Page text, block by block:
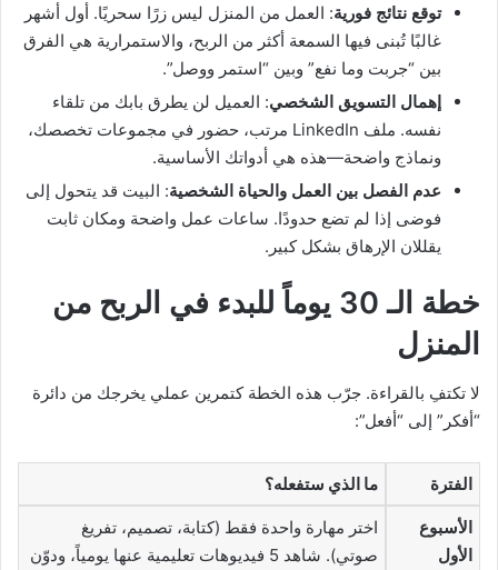
توقع نتائج فورية: العمل من المنزل ليس زرًا سحريًا. أول أشهر
غالبًا تُبنى فيها السمعة أكثر من الربح، والاستمرارية هي الفرق
بين “جربت وما نفع” وبين “استمر ووصل”.
إهمال التسويق الشخصي: العميل لن يطرق بابك من تلقاء
نفسه. ملف LinkedIn مرتب، حضور في مجموعات تخصصك،
ونماذج واضحة—هذه هي أدواتك الأساسية.
عدم الفصل بين العمل والحياة الشخصية: البيت قد يتحول إلى
فوضى إذا لم تضع حدودًا. ساعات عمل واضحة ومكان ثابت
يقللان الإرهاق بشكل كبير.
خطة الـ 30 يوماً للبدء في الربح من
المنزل
لا تكتفِ بالقراءة. جرّب هذه الخطة كتمرين عملي يخرجك من دائرة
“أفكر” إلى “أفعل”:
الفترة ما الذي ستفعله؟
الأسبوع
الأول
اختر مهارة واحدة فقط (كتابة، تصميم، تفريغ
صوتي). شاهد 5 فيديوهات تعليمية عنها يومياً، ودوّن